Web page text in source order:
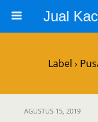
Label ›
AGUSTUS 15, 2019